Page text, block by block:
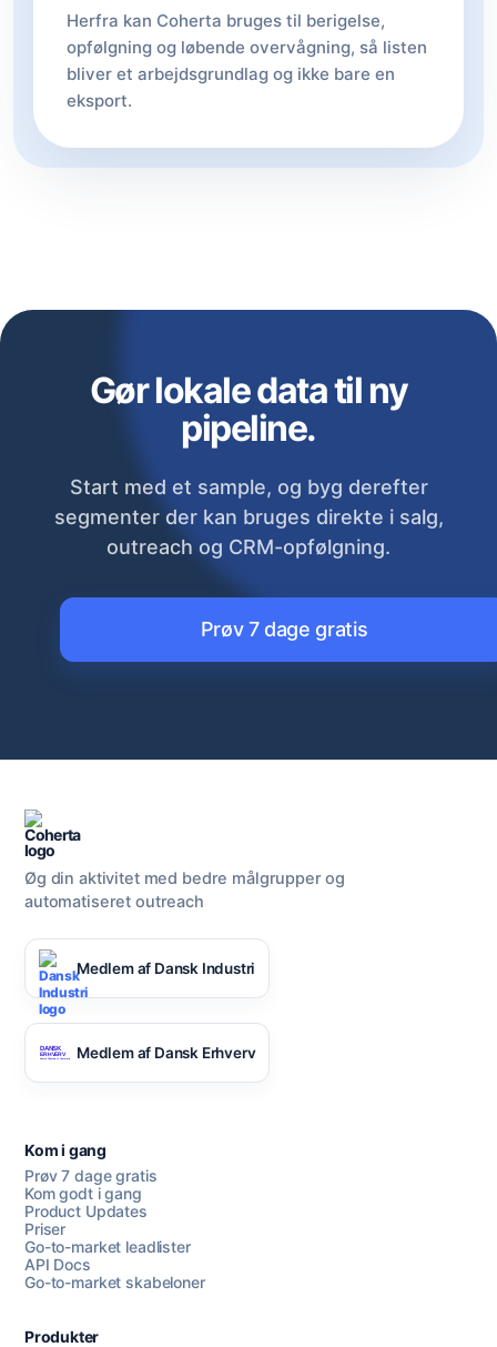
Herfra kan Coherta bruges til berigelse,
opfølgning og løbende overvågning, så listen
bliver et arbejdsgrundlag og ikke bare en
eksport.
Gør lokale data til ny
pipeline.
Start med et sample, og byg derefter
segmenter der kan bruges direkte i salg,
outreach og CRM-opfølgning.
Prøv 7 dage gratis
Øg din aktivitet med bedre målgrupper og
automatiseret outreach
Medlem af Dansk Industri
Medlem af Dansk Erhverv
Kom i gang
Prøv 7 dage gratis
Kom godt i gang
Product Updates
Priser
Go-to-market leadlister
API Docs
Go-to-market skabeloner
Produkter